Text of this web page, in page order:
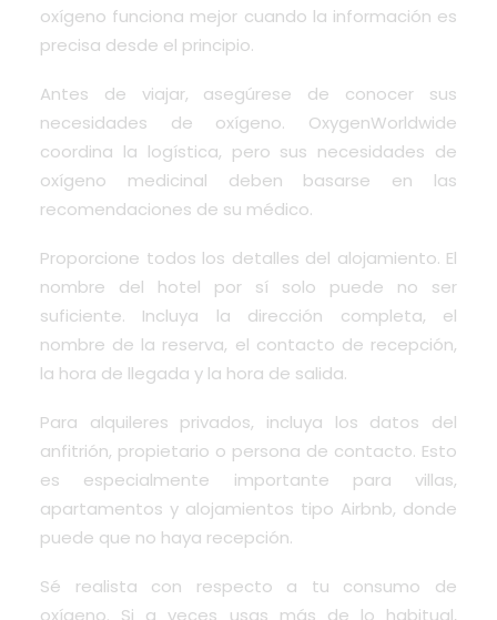
oxígeno funciona mejor cuando la información es
precisa desde el principio.
Antes de viajar, asegúrese de conocer sus
necesidades de oxígeno. OxygenWorldwide
coordina la logística, pero sus necesidades de
oxígeno medicinal deben basarse en las
recomendaciones de su médico.
Proporcione todos los detalles del alojamiento. El
nombre del hotel por sí solo puede no ser
suficiente. Incluya la dirección completa, el
nombre de la reserva, el contacto de recepción,
la hora de llegada y la hora de salida.
Para alquileres privados, incluya los datos del
anfitrión, propietario o persona de contacto. Esto
es especialmente importante para villas,
apartamentos y alojamientos tipo Airbnb, donde
puede que no haya recepción.
Sé realista con respecto a tu consumo de
oxígeno. Si a veces usas más de lo habitual,